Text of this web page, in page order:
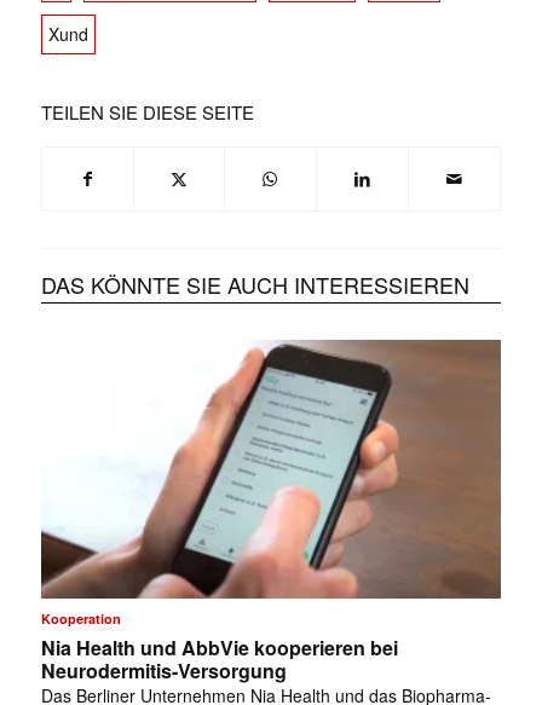
Xund
TEILEN SIE DIESE SEITE
DAS KÖNNTE SIE AUCH INTERESSIEREN
Kooperation
Nia Health und AbbVie kooperieren bei
Neurodermitis-Versorgung
Das Berliner Unternehmen Nia Health und das Biopharma-